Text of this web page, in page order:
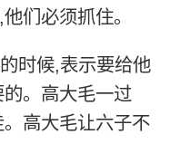
们必须抓住。
时候,表示要给他
。高大毛一过
高大毛让六子不